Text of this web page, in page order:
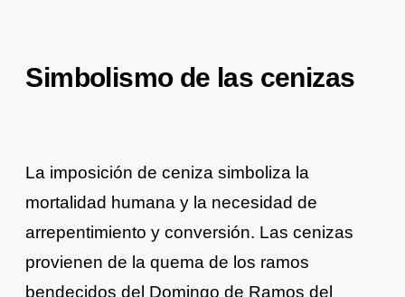
Simbolismo de las cenizas
La imposición de ceniza simboliza la
mortalidad humana y la necesidad de
arrepentimiento y conversión. Las cenizas
provienen de la quema de los ramos
bendecidos del Domingo de Ramos del